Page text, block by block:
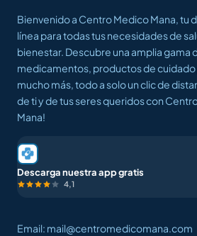
Bienvenido a Centro Medico Mana, tu
línea para todas tus necesidades de
bienestar. Descubre una amplia gama
medicamentos, productos de cuidado
mucho más, todo a solo un clic de
de ti y de tus seres queridos con
Mana!
Descarga nuestra app gratis
4,1
Email: mail@centromedicomana.com